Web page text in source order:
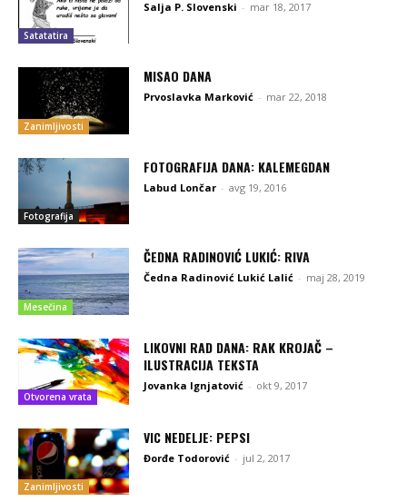
Satatatira
Salja P. Slovenski - mar 18, 2017
Zanimljivosti
MISAO DANA
Prvoslavka Marković - mar 22, 2018
Fotografija
FOTOGRAFIJA DANA: KALEMEGDAN
Labud Lončar - avg 19, 2016
Mesečina
ČEDNA RADINOVIĆ LUKIĆ: RIVA
Čedna Radinović Lukić Lalić - maj 28, 2019
Otvorena vrata
LIKOVNI RAD DANA: RAK KROJAČ –
ILUSTRACIJA TEKSTA
Jovanka Ignjatović - okt 9, 2017
Zanimljivosti
VIC NEDELJE: PEPSI
Đorđe Todorović - jul 2, 2017